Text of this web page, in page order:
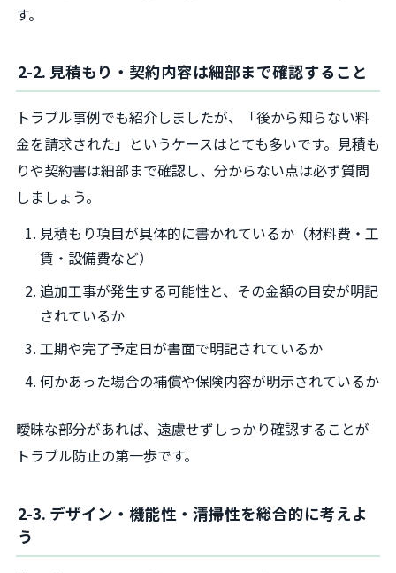
す。
2-2. 見積もり・契約内容は細部まで確認すること
トラブル事例でも紹介しましたが、「後から知らない料
金を請求された」というケースはとても多いです。見積も
りや契約書は細部まで確認し、分からない点は必ず質問
しましょう。
見積もり項目が具体的に書かれているか（材料費・工
賃・設備費など）
追加工事が発生する可能性と、その金額の目安が明記
されているか
工期や完了予定日が書面で明記されているか
何かあった場合の補償や保険内容が明示されているか
曖昧な部分があれば、遠慮せずしっかり確認することが
トラブル防止の第一歩です。
2-3. デザイン・機能性・清掃性を総合的に考えよ
う